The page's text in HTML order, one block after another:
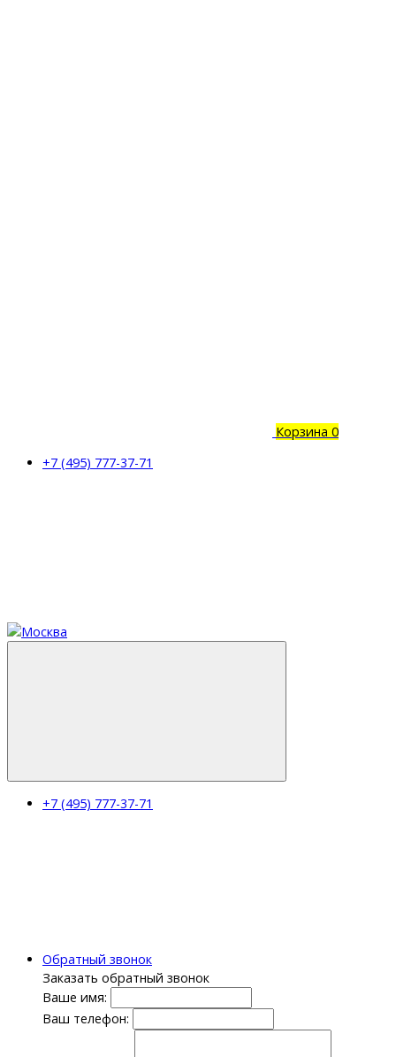
Корзина 0
+7 (495) 777-37-71
+7 (495) 777-37-71
Обратный звонок
Заказать обратный звонок
Ваше имя:
Ваш телефон: